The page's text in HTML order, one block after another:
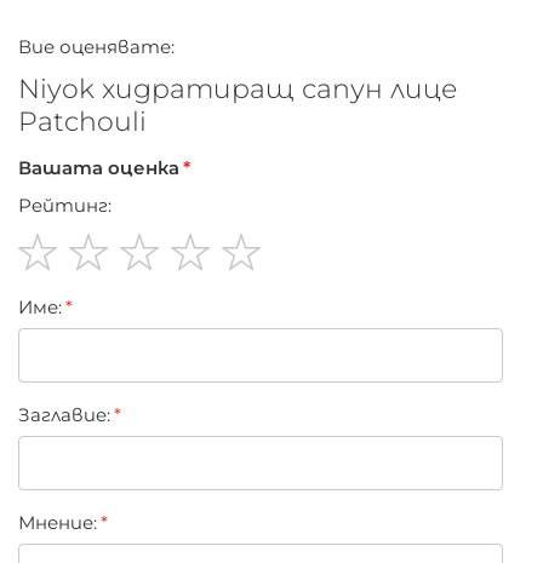
Вие оценявате:
Niyok хидратиращ сапун лице
Patchouli
Вашата оценка
Рейтинг:
star
stars
stars
stars
stars
Име:
Заглавиe:
Мнение: